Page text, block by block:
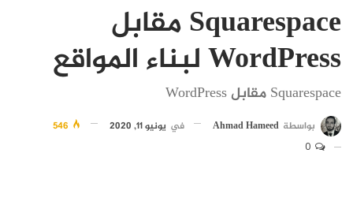
Squarespace مقابل
WordPress لبناء المواقع
Squarespace مقابل WordPress
بواسطة Ahmad Hameed في يونيو 11, 2020